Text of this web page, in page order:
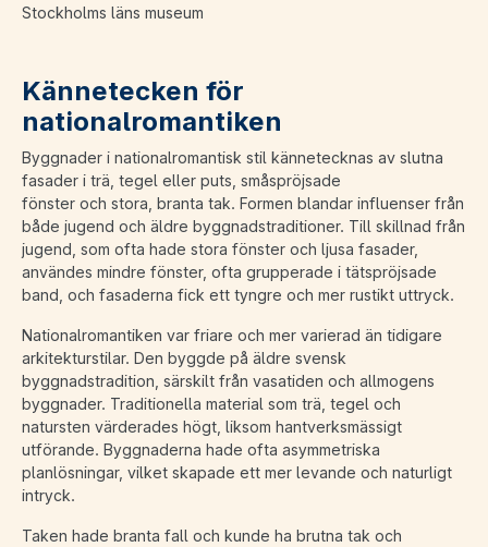
Stockholms läns museum
Kännetecken för
nationalromantiken
Byggnader i nationalromantisk stil kännetecknas av slutna
fasader i trä, tegel eller puts, småspröjsade
fönster och stora, branta tak. Formen blandar influenser från
både jugend och äldre byggnadstraditioner. Till skillnad från
jugend, som ofta hade stora fönster och ljusa fasader,
användes mindre fönster, ofta grupperade i tätspröjsade
band, och fasaderna fick ett tyngre och mer rustikt uttryck.
Nationalromantiken var friare och mer varierad än tidigare
arkitekturstilar. Den byggde på äldre svensk
byggnadstradition, särskilt från vasatiden och allmogens
byggnader. Traditionella material som trä, tegel och
natursten värderades högt, liksom hantverksmässigt
utförande. Byggnaderna hade ofta asymmetriska
planlösningar, vilket skapade ett mer levande och naturligt
intryck.
Taken hade branta fall och kunde ha brutna tak och